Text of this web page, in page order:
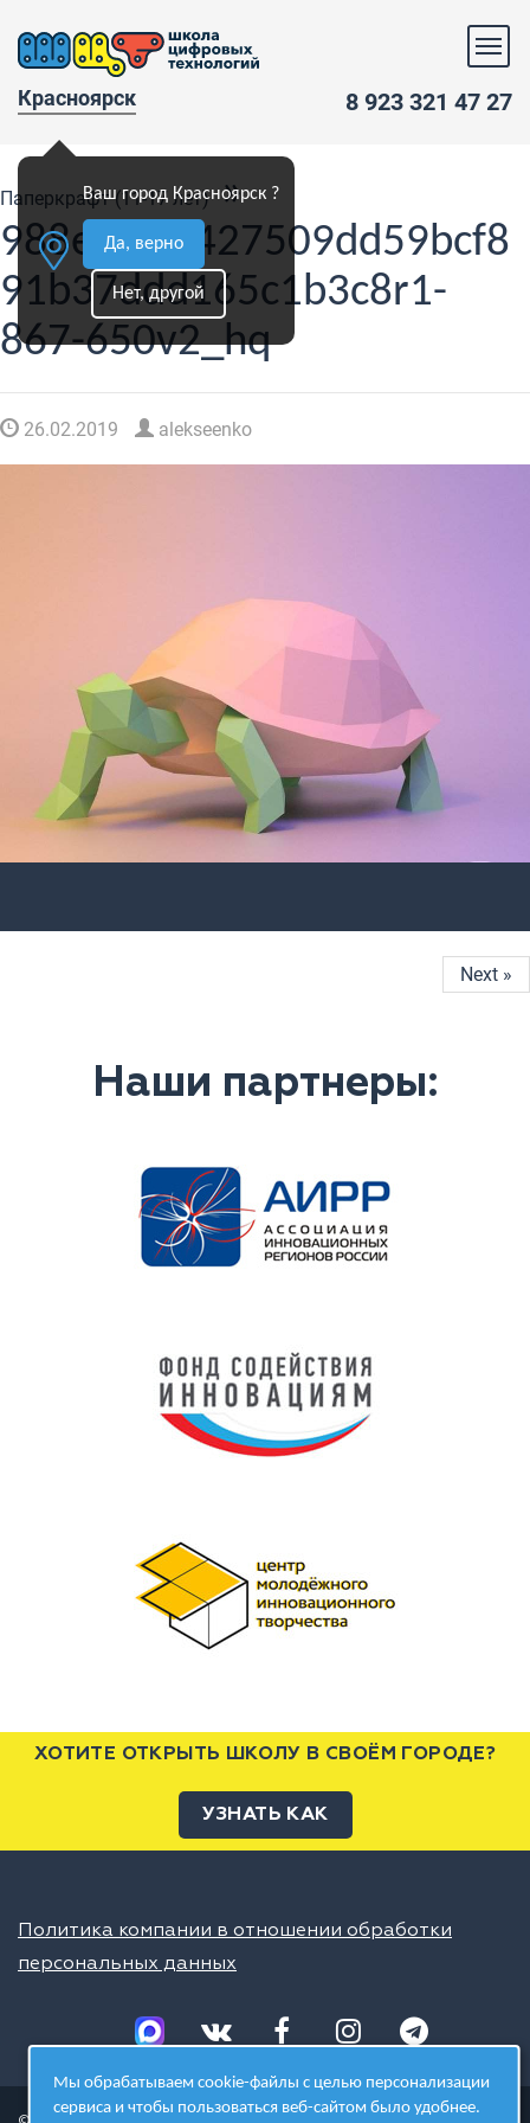
Красноярск
Ваш город Красноярск ?
Да, верно
Нет, другой
8 923 321 47 27
Паперкрафт (11-17 лет)»
988ef7fb5427509dd59bcf8
91b37ddd165c1b3c8r1-
867-650v2_hq
26.02.2019 alekseenko
Next »
Наши партнеры:
ХОТИТЕ ОТКРЫТЬ ШКОЛУ В СВОЁМ ГОРОДЕ?
УЗНАТЬ КАК
Политика компании в отношении обработки
персональных данных
Мы обрабатываем cookie-файлы с целью персонализации
сервиса и чтобы пользоваться веб-сайтом было удобнее.